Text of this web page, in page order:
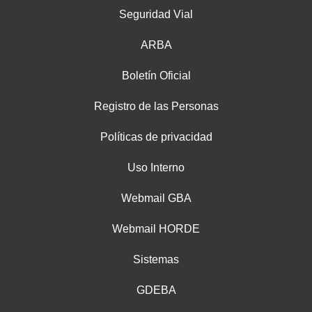
Seguridad Vial
ARBA
Boletín Oficial
Registro de las Personas
Políticas de privacidad
Uso Interno
Webmail GBA
Webmail HORDE
Sistemas
GDEBA